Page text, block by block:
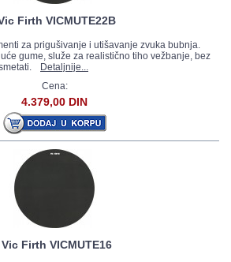
Firth VICMUTE22B
za prigušivanje i utišavanje zvuka bubnja.
gume, služe za realistično tiho vežbanje, bez
Detaljnije...
Cena:
4.379,00 DIN
Vic Firth VICMUTE16